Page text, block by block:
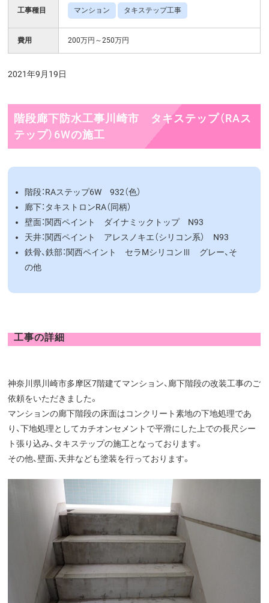
工事種目 マンション タキステップ工事
費用 200万円～250万円
2021年9月19日
階段廊下防水工事川崎市 タキステップ（RAス
テップ）6Wの施工
階段：RAステップ6W 932（色）
廊下：タキストロンRA（同柄）
壁面：関西ペイント ダイナミックトップ N93
天井：関西ペイント アレスノキエ（シリコン系） N93
鉄骨、鉄部：関西ペイント セラMシリコンⅢ グレー、そ
の他
工事の詳細
神奈川県川崎市多摩区7階建てマンション、廊下階段の改装工事のご
依頼をいただきました。
マンションの廊下階段の床面はコンクリート素地の下地処理であ
り、下地処理としてカチオンセメントで平滑にした上での長尺シー
ト張り込み、タキステップの施工となっております。
その他、壁面、天井なども塗装を行っております。